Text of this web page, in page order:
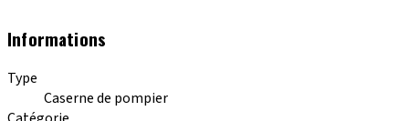
Informations
Type
Caserne de pompier